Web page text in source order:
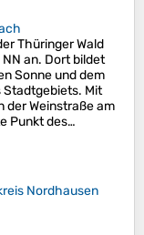
Thüringer Wald
an. Dort bildet
Sonne und dem
Stadtgebiets. Mit
der Weinstraße am
Punkt des…
Nordhausen